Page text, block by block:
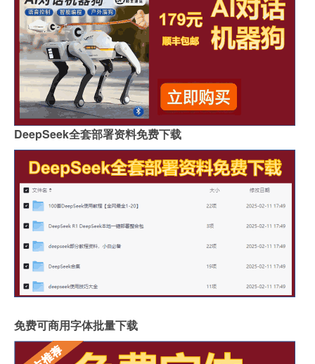
DeepSeek全套部署资料免费下载
免费可商用字体批量下载